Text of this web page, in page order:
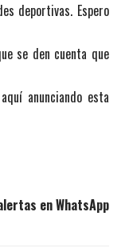
deportivas. Espero
se den cuenta que
anunciando esta
en WhatsApp